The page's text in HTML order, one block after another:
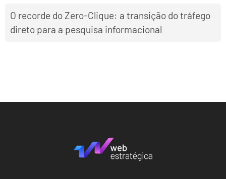
O recorde do Zero-Clique: a transição do tráfego
direto para a pesquisa informacional